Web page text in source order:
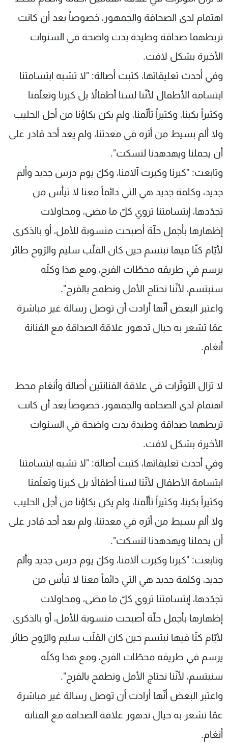
اهتمام لدى الصحافة والجمهور، خصوصاً بعد أن كانت
تربطهما صداقة وطيدة بدت واضحة في السنوات
الأخيرة بشكل لافت.
وفي أحدث تعليقاتها، كتبت أصالة: "لا تشبه ابتسامتنا
ابتسامة الأطفال لأنّنا لسنا أطفالاً بل كبرنا وتعلّمنا
وكثيراً بكينا، وكثيراً تألّمنا، ولم يكن بكاؤنا من أجل الحليب
ولا ألم بسيط من أثره في معدتنا، ولم يعد أحد قادر على
أن يحملنا ويهدهدنا لنسكت".
وتابعت: "كبرنا وكبرت آلامنا، وكلّ يوم درس جديد وألم
جديد، وكلمة جديد هي التي دائماً معنا لا تيأس من
تجدّدها، إبتسامتنا تروي كلّ ما مضى، ومحاولات
إظهارها بأجمل حلّة أصبحت منسوبة للأمل، أو بالذكرى
لأيّام كنّا فيها نبتسم حين كان القلّب سليم والرّوح طائر
يرسم في طريقه محطّات الفرح، ومع هذا وكلّه
سنبتسم، لأنّنا نحتاج الأمل ونطمح بالفرح".
واعتبر البعض أنّها أرادت أن توصل رسالة غير مباشرة
عمّا تشعر به حيال تدهور علاقة الصداقة مع الفنانة
أنغام.
لا تزال التوتّرات في علاقة الفنانتين أصالة وأنغام محط
اهتمام لدى الصحافة والجمهور، خصوصاً بعد أن كانت
تربطهما صداقة وطيدة بدت واضحة في السنوات
الأخيرة بشكل لافت.
وفي أحدث تعليقاتها، كتبت أصالة: "لا تشبه ابتسامتنا
ابتسامة الأطفال لأنّنا لسنا أطفالاً بل كبرنا وتعلّمنا
وكثيراً بكينا، وكثيراً تألّمنا، ولم يكن بكاؤنا من أجل الحليب
ولا ألم بسيط من أثره في معدتنا، ولم يعد أحد قادر على
أن يحملنا ويهدهدنا لنسكت".
وتابعت: "كبرنا وكبرت آلامنا، وكلّ يوم درس جديد وألم
جديد، وكلمة جديد هي التي دائماً معنا لا تيأس من
تجدّدها، إبتسامتنا تروي كلّ ما مضى، ومحاولات
إظهارها بأجمل حلّة أصبحت منسوبة للأمل، أو بالذكرى
لأيّام كنّا فيها نبتسم حين كان القلّب سليم والرّوح طائر
يرسم في طريقه محطّات الفرح، ومع هذا وكلّه
سنبتسم، لأنّنا نحتاج الأمل ونطمح بالفرح".
واعتبر البعض أنّها أرادت أن توصل رسالة غير مباشرة
عمّا تشعر به حيال تدهور علاقة الصداقة مع الفنانة
أنغام.
شاهد البرامج
الترددات
عن MTV
لاعلاناتكم
تواصل معنا
شروط الإسـتخدام
سياسة الخصوصية